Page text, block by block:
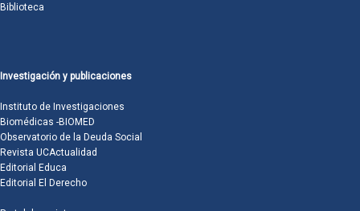
Biblioteca
Investigación y publicaciones
Instituto de Investigaciones
Biomédicas -BIOMED
Observatorio de la Deuda Social
Revista UCActualidad
Editorial Educa
Editorial El Derecho